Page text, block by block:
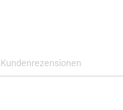
Kundenrezensionen